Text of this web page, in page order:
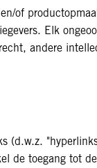
of
Elk
andere
(d.w.z.
de toegang tot